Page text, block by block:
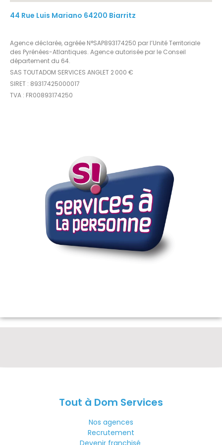
44 Rue Luis Mariano 64200 Biarritz
Agence déclarée, agréée N°SAP893174250 par l’Unité Territoriale
des Pyrénées-Atlantiques. Agence autorisée par le Conseil
département du 64.
SAS TOUTADOM SERVICES ANGLET 2 000 €
SIRET : 89317425000017
TVA : FR00893174250
Tout à Dom Services
Nos agences
Recrutement
Devenir franchisé